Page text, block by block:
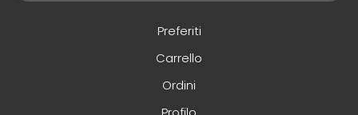
Preferiti
Carrello
Ordini